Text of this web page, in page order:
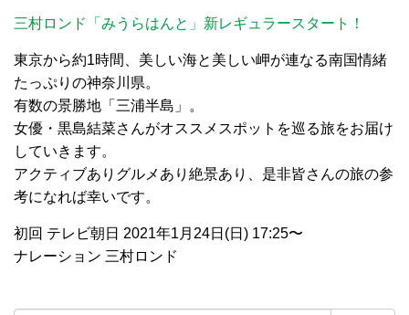
三村ロンド「みうらはんと」新レギュラースタート！
東京から約1時間、美しい海と美しい岬が連なる南国情緒
たっぷりの神奈川県。
有数の景勝地「三浦半島」。
女優・黒島結菜さんがオススメスポットを巡る旅をお届け
していきます。
アクティブありグルメあり絶景あり、是非皆さんの旅の参
考になれば幸いです。
初回 テレビ朝日 2021年1月24日(日) 17:25〜
ナレーション 三村ロンド